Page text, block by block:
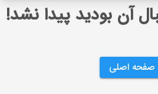
آن بودید پیدا نشد!
صفحه اصلی